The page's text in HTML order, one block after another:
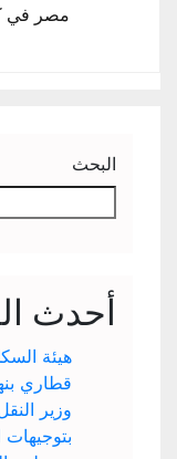
مصر في كأس
البحث
أحدث
هيئة
قطاري
وزير